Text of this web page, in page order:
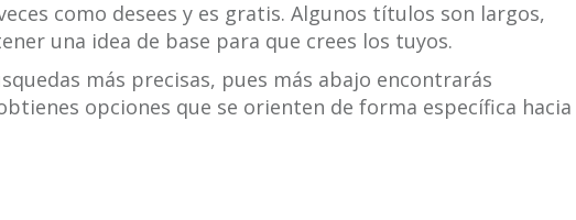
como desees y es gratis. Algunos títulos son largos,
una idea de base para que crees los tuyos.
más precisas, pues más abajo encontrarás
opciones que se orienten de forma específica hacia